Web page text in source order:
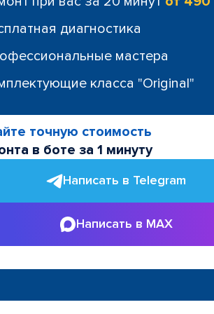
диагностика
мастера
класса "Original"
точную стоимость
в боте за 1 минуту
Написать в Telegram
Написать в MAX